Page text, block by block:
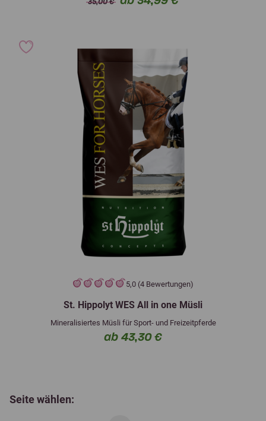
5,0 (4 Bewertungen)
St. Hippolyt WES All in one Müsli
Mineralisiertes Müsli für Sport- und Freizeitpferde
ab 43,30 €
Seite wählen: